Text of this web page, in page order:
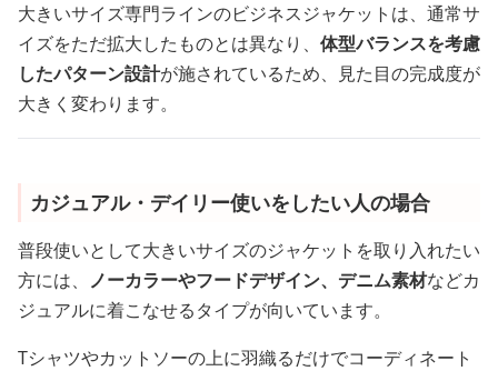
大きいサイズ専門ラインのビジネスジャケットは、通常サ
イズをただ拡大したものとは異なり、 体型バランスを考慮
したパターン設計が施されているため、見た目の完成度が
大きく変わります。
カジュアル・デイリー使いをしたい人の場合
普段使いとして大きいサイズのジャケットを取り入れたい
方には、 ノーカラーやフードデザイン、デニム素材などカ
ジュアルに着こなせるタイプが向いています。
Tシャツやカットソーの上に羽織るだけでコーディネート